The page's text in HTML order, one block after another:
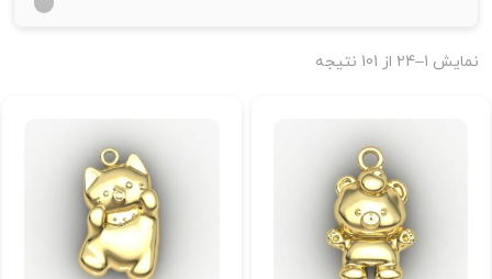
نمایش 1–24 از 101 نتیجه